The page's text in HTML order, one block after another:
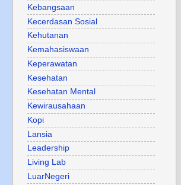
Kebangsaan
Kecerdasan Sosial
Kehutanan
Kemahasiswaan
Keperawatan
Kesehatan
Kesehatan Mental
Kewirausahaan
Kopi
Lansia
Leadership
Living Lab
LuarNegeri